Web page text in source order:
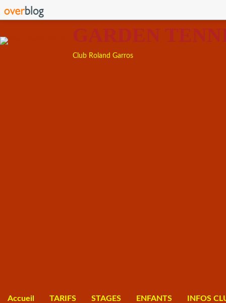
GARDEN
Club Roland Garros
Accueil TARIFS STAGES ENFANTS INFOS